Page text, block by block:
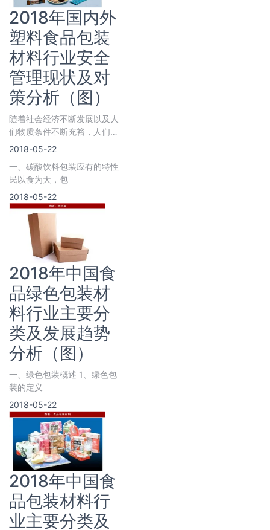
2018年国内外
塑料食品包装
材料行业安全
管理现状及对
策分析（图）
随着社会经济不断发展以及人
们物质条件不断充裕，人们对
于卫生、安全及健康的注重程
2018-05-22
一、碳酸饮料包装应有的特性
民以食为天，包
2018-05-22
2018年中国食
品绿色包装材
料行业主要分
类及发展趋势
分析（图）
一、绿色包装概述 1、绿色包
装的定义
2018-05-22
2018年中国食
品包装材料行
业主要分类及